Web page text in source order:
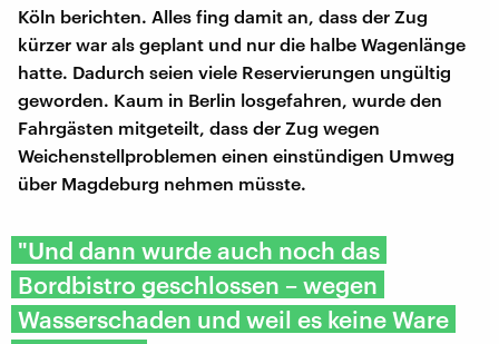
Köln berichten. Alles fing damit an, dass der Zug
kürzer war als geplant und nur die halbe Wagenlänge
hatte. Dadurch seien viele Reservierungen ungültig
geworden. Kaum in Berlin losgefahren, wurde den
Fahrgästen mitgeteilt, dass der Zug wegen
Weichenstellproblemen einen einstündigen Umweg
über Magdeburg nehmen müsste.
"Und dann wurde auch noch das
Bordbistro geschlossen – wegen
Wasserschaden und weil es keine Ware